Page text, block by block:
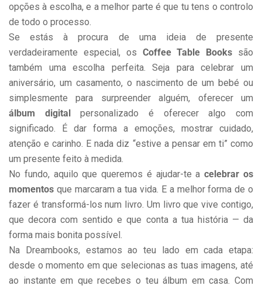
opções à escolha, e a melhor parte é que tu tens o controlo
de todo o processo.
Se estás à procura de uma ideia de presente
verdadeiramente especial, os Coffee Table Books são
também uma escolha perfeita. Seja para celebrar um
aniversário, um casamento, o nascimento de um bebé ou
simplesmente para surpreender alguém, oferecer um
álbum digitalpersonalizado é oferecer algo com
significado. É dar forma a emoções, mostrar cuidado,
atenção e carinho. E nada diz “estive a pensar em ti” como
um presente feito à medida.
No fundo, aquilo que queremos é ajudar-te acelebrar os
momentos que marcaram a tua vida. E a melhor forma de o
fazer é transformá-los num livro. Um livro que vive contigo,
que decora com sentido e que conta a tua história — da
forma mais bonita possível.
Na Dreambooks, estamos ao teu lado em cada etapa:
desde o momento em que selecionas as tuas imagens, até
ao instante em que recebes o teu álbum em casa. Com